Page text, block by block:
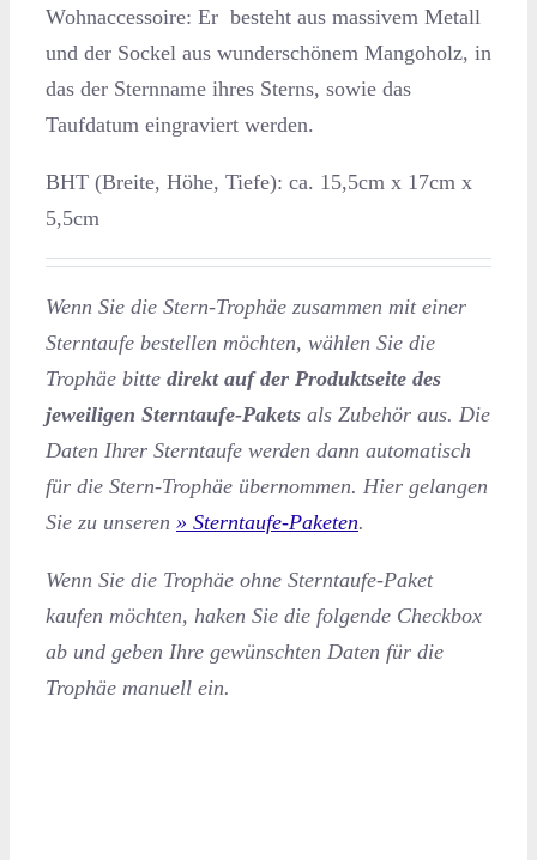
Wohnaccessoire: Er besteht aus massivem Metall
und der Sockel aus wunderschönem Mangoholz, in
das der Sternname ihres Sterns, sowie das
Taufdatum eingraviert werden.
BHT (Breite, Höhe, Tiefe): ca. 15,5cm x 17cm x
5,5cm
Wenn Sie die Stern-Trophäe zusammen mit einer
Sterntaufe bestellen möchten, wählen Sie die
Trophäe bitte direkt auf der Produktseite des
jeweiligen Sterntaufe-Pakets als Zubehör aus. Die
Daten Ihrer Sterntaufe werden dann automatisch
für die Stern-Trophäe übernommen. Hier gelangen
Sie zu unseren
Sterntaufe-Paketen.
Wenn Sie die Trophäe ohne Sterntaufe-Paket
kaufen möchten, haken Sie die folgende Checkbox
ab und geben Ihre gewünschten Daten für die
Trophäe manuell ein.